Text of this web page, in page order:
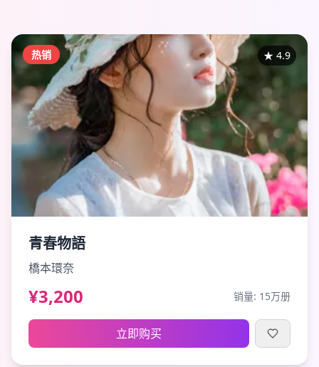
热销 ★ 4.9
青春物語
橋本環奈
¥3,200 销量: 15万册
立即购买